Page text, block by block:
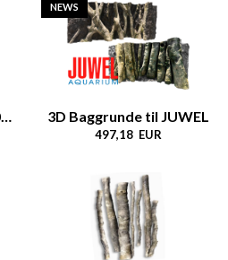
Amazonas Root, 160x60cm
NEWS
3D Baggrunde til JUWEL
497,18 EUR